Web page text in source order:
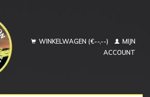
WINKELWAGEN (€--,--)
MIJN
ACCOUNT